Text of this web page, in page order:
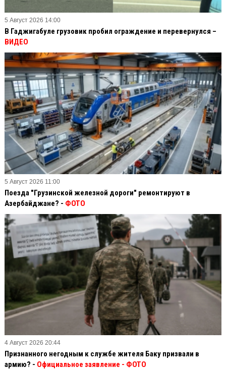
5 Август 2026 14:00
В Гаджигабуле грузовик пробил ограждение и перевернулся –
ВИДЕО
5 Август 2026 11:00
Поезда "Грузинской железной дороги" ремонтируют в
Азербайджане? - ФОТО
4 Август 2026 20:44
Признанного негодным к службе жителя Баку призвали в
армию? - Официальное заявление - ФОТО